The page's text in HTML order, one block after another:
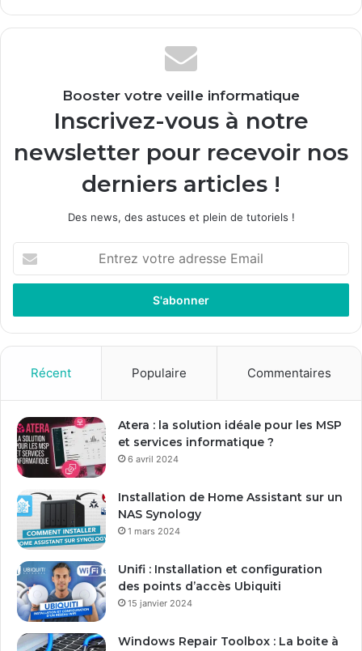
Booster votre veille informatique
Inscrivez-vous à notre
newsletter pour recevoir nos
derniers articles !
Des news, des astuces et plein de tutoriels !
Entrez
votre
adresse
Récent Populaire Commentaires
Atera : la solution idéale pour les MSP
et services informatique ?
6 avril 2024
Installation de Home Assistant sur un
NAS Synology
1 mars 2024
Unifi : Installation et configuration
des points d’accès Ubiquiti
15 janvier 2024
Windows Repair Toolbox : La boite à